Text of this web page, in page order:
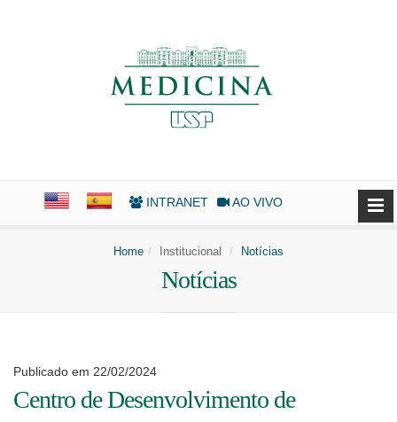
INTRANET AO VIVO
Home Institucional Notícias
Notícias
Publicado em 22/02/2024
Centro de Desenvolvimento de